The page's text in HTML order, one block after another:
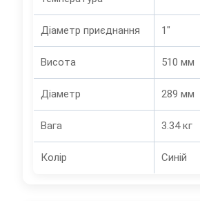
Діаметр приєднання 1"
Висота 510 мм
Діаметр 289 мм
Вага 3.34 кг
Колір Синій